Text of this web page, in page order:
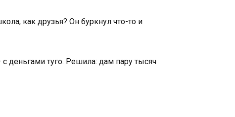
как друзья? Он буркнул что-то и
деньгами туго. Решила: дам пару тысяч